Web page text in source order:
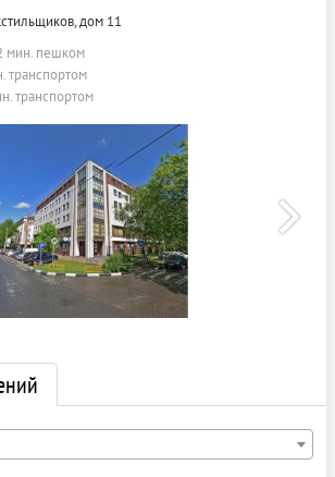
дом 11
мин. пешком
транспортом
транспортом